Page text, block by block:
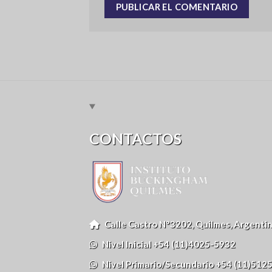
CONTACTOS
Calle Castro N°3202, Quilmes,
Nivel Inicial +54 (11)4025-5932
Nivel Primario/Secundario +54